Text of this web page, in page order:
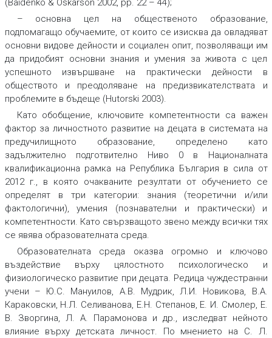
(Baidenko & Oskarson 2002, рp. 22 – 44);
– основна цел на общественото образование,
подпомагащо обучаемите, от които се изисква да овладяват
основни видове дейности и социален опит, позволяващи им
да придобият основни знания и умения за живота с цел
успешното извършване на практически дейности в
обществото и преодоляване на предизвикателствата и
проблемите в бъдеще (Hutorski 2003).
Като обобщение, ключовите компетентности са важен
фактор за личностното развитие на децата в системата на
предучилищното образование, определено като
задължително подготвително Ниво 0 в Националната
квалификационна рамка на Република България в сила от
2012 г., в която очакваните резултати от обучението се
определят в три категории: знания (теоретични и/или
фактологични), умения (познавателни и практически) и
компетентности. Като свързващото звено между всички тях
се явява образователната среда.
Образователната среда оказва огромно и ключово
въздействие върху цялостното психологическо и
физиологическо развитие при децата. Редица чуждестранни
учени – Ю.С. Мануилов, А.В. Мудрик, Л.И. Новикова, В.А.
Караковски, Н.Л. Селиванова, Е.Н. Степанов, Е. И. Смолер, Е.
В. Зворгина, Л. А. Парамонова и др., изследват нейното
влияние върху детската личност. По мнението на С. Л.